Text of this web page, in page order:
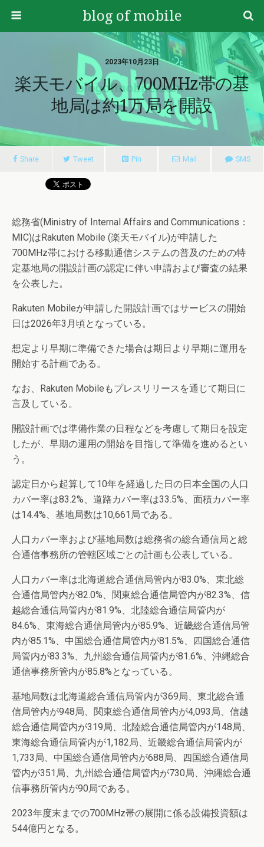
blog of mobile
2023年10月23日
楽天モバイル、700MHz帯の基
地局は約1万局を開設
Share Tweet Pin Mail SMS
総務省(Ministry of Internal Affairs and Communications：
MIC)はRakuten Mobile (楽天モバイル)が申請した
700MHz帯における移動通信システムの普及のための特
定基地局の開設計画の認定に伴い申請および審査の結果
を公表した。
Rakuten Mobileが申請した開設計画ではサービスの開始
日は2026年3月頃となっている。
想定より早期に準備できた場合は期日より早期に運用を
開始する計画である。
なお、Rakuten Mobileもプレスリリースを通じて期日に
言及している。
開設計画では準備作業の日程などを考慮して期日を設定
したが、早期の運用の開始を目指して準備を進めるとい
う。
認定日から起算して10年を経過した日の日本全国の人口
カバー率は83.2%、道路カバー率は33.5%、面積カバー率
は14.4%、基地局数は10,661局である。
人口カバー率および基地局数は総務省の総合通信局と総
合通信事務所の管轄区域ごとの計画も公表している。
人口カバー率は北海道総合通信局管内が83.0%、東北総
合通信局管内が82.0%、関東総合通信局管内が82.3%、信
越総合通信局管内が81.9%、北陸総合通信局管内が
84.6%、東海総合通信局管内が85.9%、近畿総合通信局管
内が85.1%、中国総合通信局管内が81.5%、四国総合通信
局管内が83.3%、九州総合通信局管内が81.6%、沖縄総合
通信事務所管内が85.8%となっている。
基地局数は北海道総合通信局管内が369局、東北総合通
信局管内が948局、関東総合通信局管内が4,093局、信越
総合通信局管内が319局、北陸総合通信局管内が148局、
東海総合通信局管内が1,182局、近畿総合通信局管内が
1,733局、中国総合通信局管内が688局、四国総合通信局
管内が351局、九州総合通信局管内が730局、沖縄総合通
信事務所管内が90局である。
2023年度末までの700MHz帯の展開に係る設備投資額は
544億円となる。